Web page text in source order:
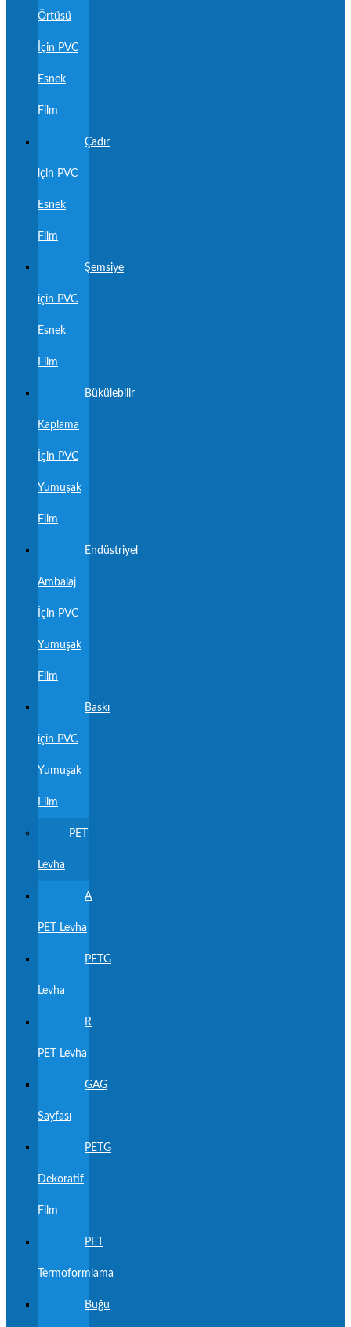
Örtüsü
İçin PVC
Esnek
Film
Çadır
için PVC
Esnek
Film
Şemsiye
için PVC
Esnek
Film
Bükülebilir
Kaplama
İçin PVC
Yumuşak
Film
Endüstriyel
Ambalaj
İçin PVC
Yumuşak
Film
Baskı
için PVC
Yumuşak
Film
PET
Levha
A
PET Levha
PETG
Levha
R
PET Levha
GAG
Sayfası
PETG
Dekoratif
Film
PET
Termoformlama
Buğu